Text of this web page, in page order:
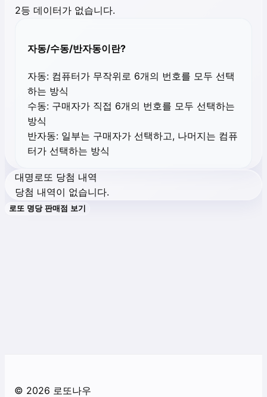
2등 데이터가 없습니다.
자동/수동/반자동이란?
자동: 컴퓨터가 무작위로 6개의 번호를 모두 선택
하는 방식
수동: 구매자가 직접 6개의 번호를 모두 선택하는
방식
반자동: 일부는 구매자가 선택하고, 나머지는 컴퓨
터가 선택하는 방식
대명로또 당첨 내역
당첨 내역이 없습니다.
로또 명당 판매점 보기
© 2026 로또나우